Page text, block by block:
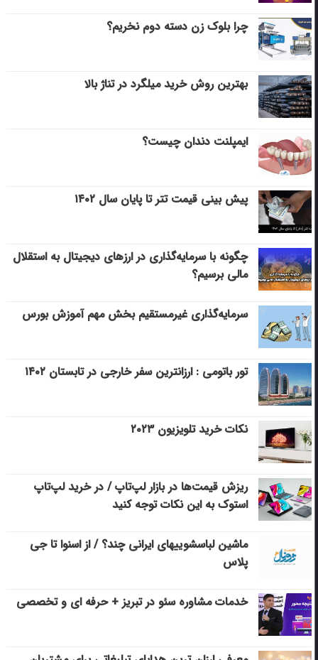
چرا بلوک زن دسته دوم نخریم؟
بهترین روش خرید میلگرد در تناژ بالا
ایمپلنت دندان چیست؟
پیش بینی قیمت تتر تا پایان سال ۱۴۰۲
چگونه با سرمایه‌گذاری در ارزهای دیجیتال به استقلال
مالی برسیم؟
سرمایه‌گذاری غیرمستقیم بخش مهم آموزش بورس
تور باتومی : ارزانترین سفر خارجی در تابستان ۱۴۰۲
نکات خرید تلویزیون ۲۰۲۳
ریزش قیمت‌ها در بازار لپ‌تاپ / در خرید لپ‌تاپ
استوک به این نکات توجه کنید
ماشین لباسشویی‎های ایرانی چند؟ / از اسنوا تا جی
پلاس
خدمات مشاوره سئو در تبریز + حرفه ای و تخصصی